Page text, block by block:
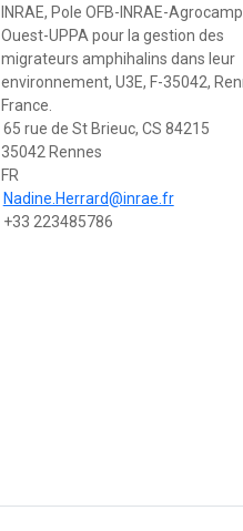
INRAE, Pole OFB-INRAE-
Ouest-UPPA pour la gestion des
migrateurs amphihalins dans leur
environnement, U3E, F-35042,
France.
65 rue de St Brieuc, CS 84215
35042 Rennes
FR
Nadine.Herrard@inrae.fr
+33 223485786